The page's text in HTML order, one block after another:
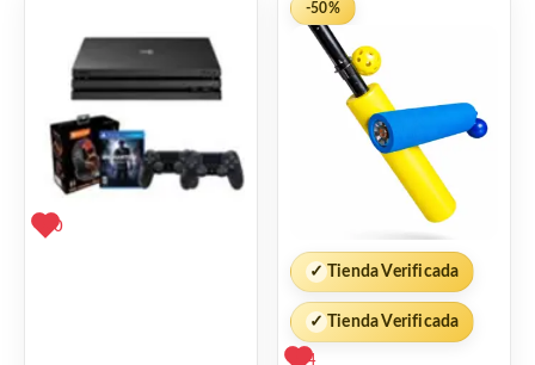
0
-50%
✓ Tienda Verificada
✓ Tienda Verificada
4